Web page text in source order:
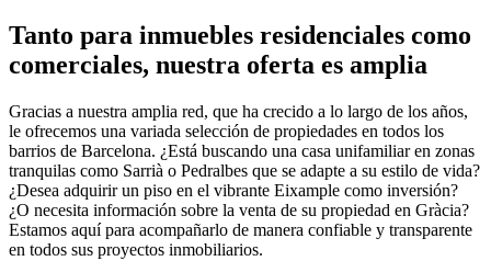
Tanto para inmuebles residenciales como
comerciales, nuestra oferta es amplia
Gracias a nuestra amplia red, que ha crecido a lo largo de los años,
le ofrecemos una variada selección de propiedades en todos los
barrios de Barcelona. ¿Está buscando una casa unifamiliar en zonas
tranquilas como Sarrià o Pedralbes que se adapte a su estilo de vida?
¿Desea adquirir un piso en el vibrante Eixample como inversión?
¿O necesita información sobre la venta de su propiedad en Gràcia?
Estamos aquí para acompañarlo de manera confiable y transparente
en todos sus proyectos inmobiliarios.